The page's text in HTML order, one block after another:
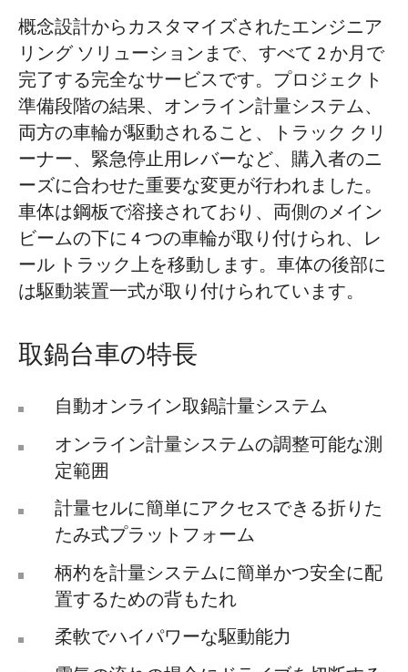
概念設計からカスタマイズされたエンジニア
リング ソリューションまで、すべて 2 か月で
完了する完全なサービスです。プロジェクト
準備段階の結果、オンライン計量システム、
両方の車輪が駆動されること、トラック クリ
ーナー、緊急停止用レバーなど、購入者のニ
ーズに合わせた重要な変更が行われました。
車体は鋼板で溶接されており、両側のメイン
ビームの下に 4 つの車輪が取り付けられ、レ
ール トラック上を移動します。車体の後部に
は駆動装置一式が取り付けられています。
取鍋台車の特長
自動オンライン取鍋計量システム
オンライン計量システムの調整可能な測
定範囲
計量セルに簡単にアクセスできる折りた
たみ式プラットフォーム
柄杓を計量システムに簡単かつ安全に配
置するための背もたれ
柔軟でハイパワーな駆動能力